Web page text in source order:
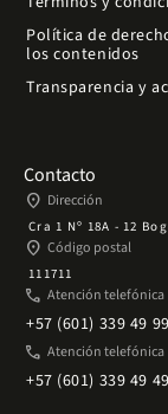
Política de
los contenidos
Transparencia y
Contacto
place Dirección
Cra 1 Nº 18A - 12
place Código postal
111711
phone Atención telefónica
+57 (601) 339 49 99
phone Atención telefónica
+57 (601) 339 49 49